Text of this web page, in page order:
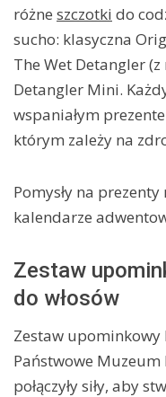
różne szczotki do
sucho: klasyczna
The Wet Detangler
Detangler Mini.
wspaniałym
którym zależy na
Pomysły na
kalendarze
Zestaw
do włosów
Zestaw upominkowy
Państwowe
połączyły siły, aby